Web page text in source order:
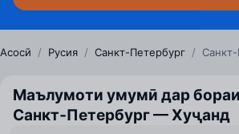
Асосӣ / Русия / Санкт-Петербург /
Маълумоти умумӣ дар
Санкт‑Петербург — Хуҷанд